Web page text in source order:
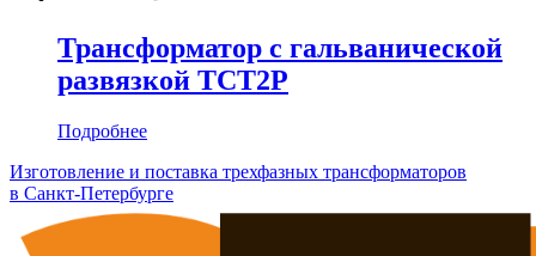
Трансформатор с гальванической
развязкой ТСТ2Р
Подробнее
Изготовление и поставка трехфазных трансформаторов
в Санкт-Петербурге